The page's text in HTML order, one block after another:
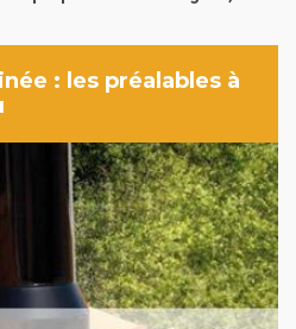
: les préalables à